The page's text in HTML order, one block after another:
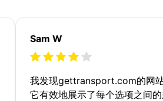
Sam W
我发现gettransport.com的网站
它有效地展示了每个选项之间